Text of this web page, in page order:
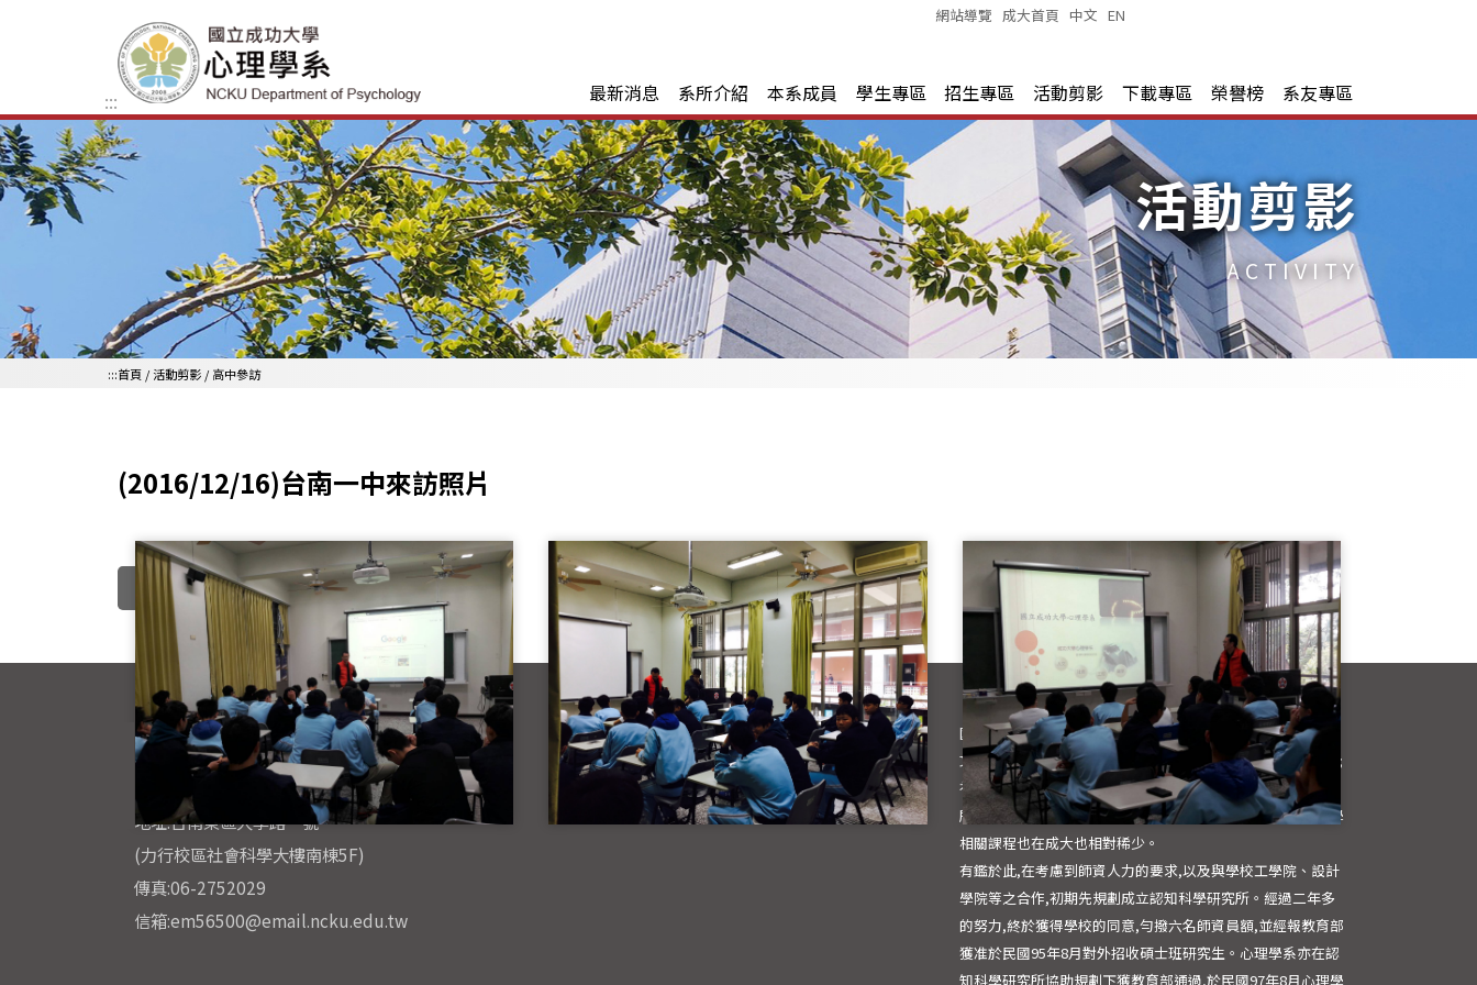
:::
網站導覽 成大首頁 中文 |EN
最新消息 系所介紹 本系成員 學生專區 招生專區 活動剪影 下載專區 榮譽榜 系友專區
活動剪影
ACTIVITY
:::首頁 / 活動剪影 / 高中參訪
(2016/12/16)台南一中來訪照片
<Back
國立成功大學 心理學系
電話:06-2757575#56500
地址:台南東區大學路一號
(力行校區社會科學大樓南棟5F)
傳真:06-2752029
信箱:em56500@email.ncku.edu.tw
國立成功大學向來以工程科學著稱,人文社會科學發展緩慢。
文學院先成立,包含四系(中文、外文、臺文、歷史)一所(藝術);
社會科學院遲至1997年才成立,僅三系(政治、經濟、法律)一
所(教育)。從心理學角度探索人類行為的學科相對缺乏,心理學
相關課程也在成大也相對稀少。
有鑑於此,在考慮到師資人力的要求,以及與學校工學院、設計
學院等之合作,初期先規劃成立認知科學研究所。經過二年多
的努力,終於獲得學校的同意,勻撥六名師資員額,並經報教育部
獲准於民國95年8月對外招收碩士班研究生。心理學系亦在認
知科學研究所協助規劃下獲教育部通過,於民國97年8月心理學